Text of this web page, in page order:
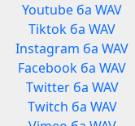
Youtube ба WAV
Tiktok ба WAV
Instagram ба WAV
Facebook ба WAV
Twitter ба WAV
Twitch ба WAV